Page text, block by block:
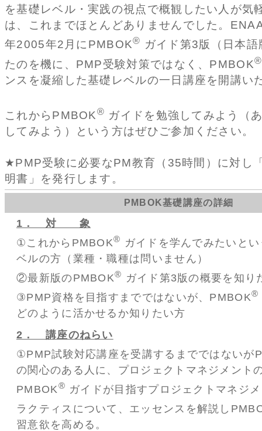
を基礎レベル・実践の視点で概観したい人が気
は、これまでほとんどありませんでした。
年2005年2月にPMBOK® ガイド第3版（日本
たのを機に、PMP受験対策ではなく、PMBOK®
ンスを凝縮した基礎レベルの一日講座を開講い
これからPMBOK® ガイドを勉強してみよう（
してみよう）という方はぜひご参加ください。
★PMP受験に必要なPM教育（35時間）に対し
明書」を発行します。
PMBOK基礎講座の詳細
1． 対 象
①これからPMBOK®
ガイドを学んでみたいと
ベルの方（業種・職種は問いません）
②最新版のPMBOK®
ガイド第3版の概要を知り
③PMP資格を目指すまでではないが、PMBOK®
どのように活かせるか知りたい方
2． 講座のねらい
①PMP試験対応講座を受講するまでではないが
の関心のある人に、プロジェクトマネジメント
PMBOK® ガイドが目指すプロジェクトマネジ
ラクティスについて、エッセンスを解説し
習意欲を高める。